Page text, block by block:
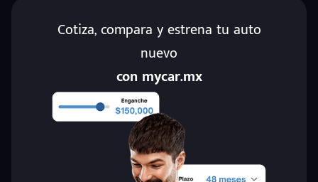
Cotiza, compara y estrena tu auto
nuevo
con mycar.mx